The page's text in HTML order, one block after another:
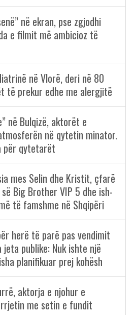
në ekran, pse zgjodhi
e filmit më ambicioz të
në Vlorë, deri në 80
të prekur edhe me alergjitë
në Bulqizë, aktorët e
në qytetin minator.
për qytetarët
mes Selin dhe Kristit, çfarë
Big Brother VIP 5 dhe ish-
të famshme në Shqipëri
herë të parë pas vendimit
publike: Nuk ishte një
planifikuar prej kohësh
aktorja e njohur e
me setin e fundit